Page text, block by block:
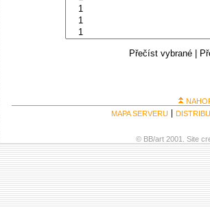
Přečíst vybrané|
MAPA SERVERU
© BB/art 2001. Site